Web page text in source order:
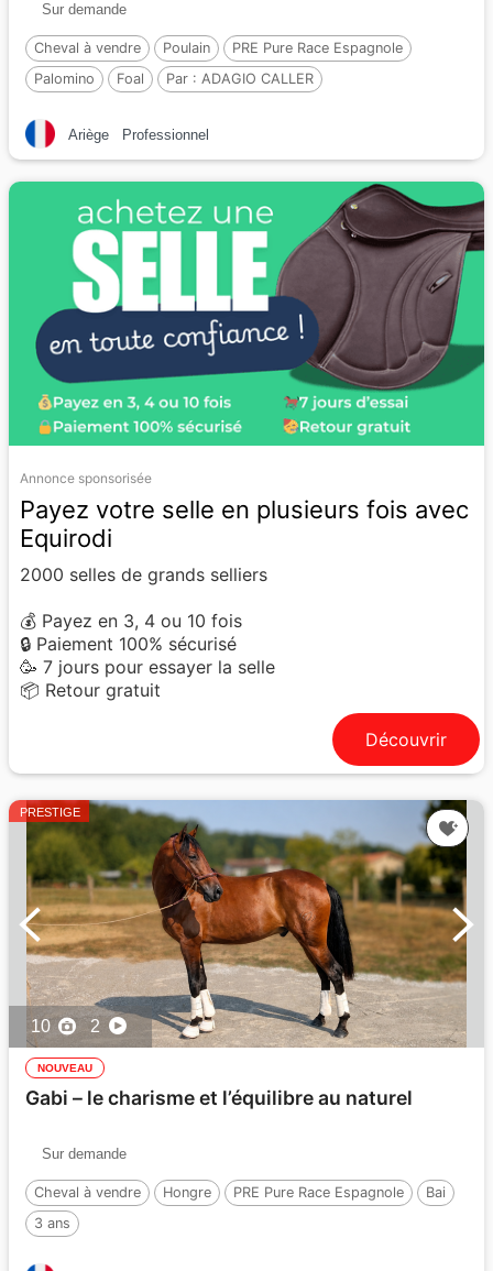
Sur demande
Cheval à vendre Poulain
PRE Pure Race Espagnole
Palomino
Foal Par : ADAGIO CALLER
Ariège Professionnel
Annonce sponsorisée
Payez votre selle en plusieurs fois avec
Equirodi
2000 selles de grands selliers
💰 Payez en 3, 4 ou 10 fois
🔒 Paiement 100% sécurisé
🥳 7 jours pour essayer la selle
📦 Retour gratuit
Découvrir
PRESTIGE
10 2
NOUVEAU
Gabi – le charisme et l’équilibre au naturel
Sur demande
Cheval à vendre Hongre PRE Pure Race Espagnole
Bai
3 ans